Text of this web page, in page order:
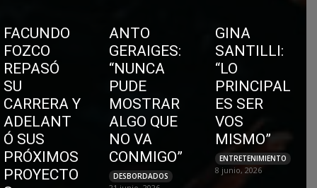
FACUNDO
FOZCO
REPASÓ
SU
CARRERA Y
ADELANT
Ó SUS
PRÓXIMOS
PROYECTO
ANTO
GERAIGES:
“NUNCA
PUDE
MOSTRAR
ALGO QUE
NO VA
CONMIGO”
DESBORDADOS
GINA
SANTILLI:
“LO
PRINCIPAL
ES SER
VOS
MISMO”
ENTRETENIMIENTO
8 junio, 2026